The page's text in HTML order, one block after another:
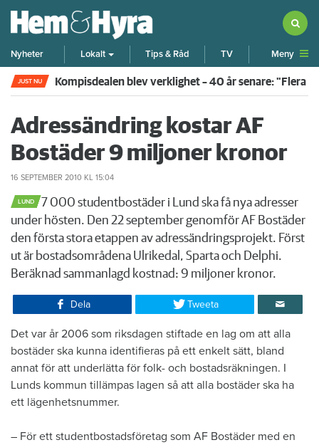
Nyheter Lokalt Tips & Råd TV Meny
JUST NU Kompisdealen blev verklighet – 40 år senare: "Flera
Adressändring kostar AF
Bostäder 9 miljoner kronor
16 SEPTEMBER 2010 KL 15:04
LUND
​7 000 studentbostäder i Lund ska få nya adresser
under hösten. Den 22 september genomför AF Bostäder
den första stora etappen av adressändringsprojekt. Först
ut är bostadsområdena Ulrikedal, Sparta och Delphi.
Beräknad sammanlagd kostnad: 9 miljoner kronor.
Dela Tweeta
​Det var år 2006 som riksdagen stiftade en lag om att alla
bostäder ska kunna identifieras på ett enkelt sätt, bland
annat för att underlätta för folk- och bostadsräkningen. I
Lunds kommun tillämpas lagen så att alla bostäder ska ha
ett lägenhetsnummer.
– För ett studentbostadsföretag som AF Bostäder med en